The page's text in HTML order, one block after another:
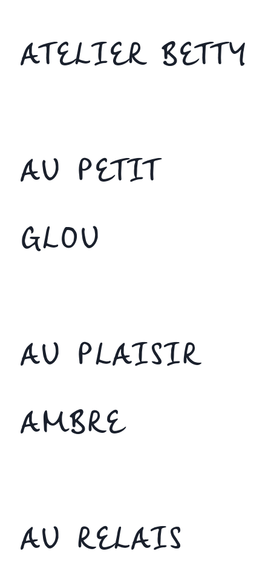
ATELIER BETTY
AU PETIT
GLOU
AU PLAISIR
AMBRE
AU RELAIS